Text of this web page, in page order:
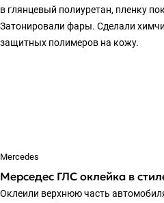
в глянцевый полиуретан, пленку
Затонировали фары. Сделали
защитных полимеров на кожу.
Mercedes
Мерседес ГЛС оклейка в
Оклеили верхнюю часть